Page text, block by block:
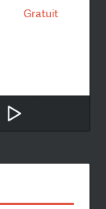
Gratuit